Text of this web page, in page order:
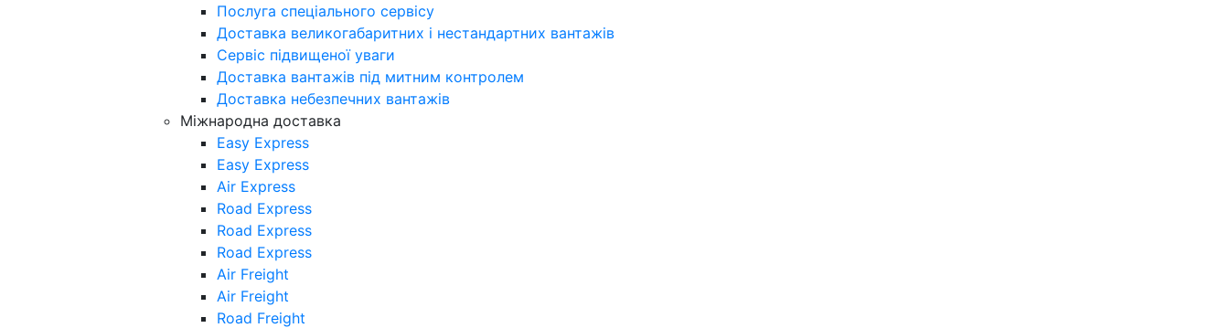
Послуга спеціального сервісу
Доставка великогабаритних і нестандартних вантажів
Сервіс підвищеної уваги
Доставка вантажів під митним контролем
Доставка небезпечних вантажів
Міжнародна доставка
Easy Express
Easy Express
Air Express
Road Express
Road Express
Road Express
Air Freight
Air Freight
Road Freight